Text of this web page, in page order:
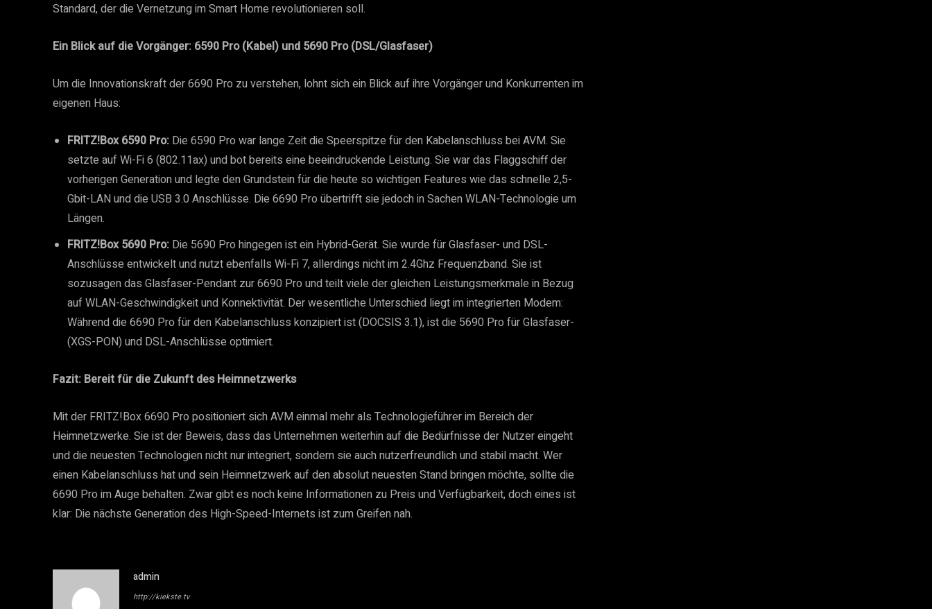
Standard, der die Vernetzung im Smart Home revolutionieren soll.
Ein Blick auf die Vorgänger: 6590 Pro (Kabel) und 5690 Pro (DSL/Glasfaser)
Um die Innovationskraft der 6690 Pro zu verstehen, lohnt sich ein Blick auf ihre Vorgänger und Konkurrenten im
eigenen Haus:
FRITZ!Box 6590 Pro: Die 6590 Pro war lange Zeit die Speerspitze für den Kabelanschluss bei AVM. Sie
setzte auf Wi-Fi 6 (802.11ax) und bot bereits eine beeindruckende Leistung. Sie war das Flaggschiff der
vorherigen Generation und legte den Grundstein für die heute so wichtigen Features wie das schnelle 2,5-
Gbit-LAN und die USB 3.0 Anschlüsse. Die 6690 Pro übertrifft sie jedoch in Sachen WLAN-Technologie um
Längen.
FRITZ!Box 5690 Pro: Die 5690 Pro hingegen ist ein Hybrid-Gerät. Sie wurde für Glasfaser- und DSL-
Anschlüsse entwickelt und nutzt ebenfalls Wi-Fi 7, allerdings nicht im 2.4Ghz Frequenzband. Sie ist
sozusagen das Glasfaser-Pendant zur 6690 Pro und teilt viele der gleichen Leistungsmerkmale in Bezug
auf WLAN-Geschwindigkeit und Konnektivität. Der wesentliche Unterschied liegt im integrierten Modem:
Während die 6690 Pro für den Kabelanschluss konzipiert ist (DOCSIS 3.1), ist die 5690 Pro für Glasfaser-
(XGS-PON) und DSL-Anschlüsse optimiert.
Fazit: Bereit für die Zukunft des Heimnetzwerks
Mit der FRITZ!Box 6690 Pro positioniert sich AVM einmal mehr als Technologieführer im Bereich der
Heimnetzwerke. Sie ist der Beweis, dass das Unternehmen weiterhin auf die Bedürfnisse der Nutzer eingeht
und die neuesten Technologien nicht nur integriert, sondern sie auch nutzerfreundlich und stabil macht. Wer
einen Kabelanschluss hat und sein Heimnetzwerk auf den absolut neuesten Stand bringen möchte, sollte die
6690 Pro im Auge behalten. Zwar gibt es noch keine Informationen zu Preis und Verfügbarkeit, doch eines ist
klar: Die nächste Generation des High-Speed-Internets ist zum Greifen nah.
admin
http://kiekste.tv